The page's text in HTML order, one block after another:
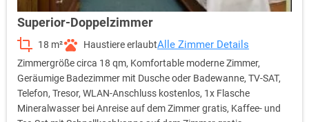
Superior-Doppelzimmer
18 m² Haustiere erlaubtAlle Zimmer Details
Zimmergröße circa 18 qm, Komfortable moderne Zimmer,
Geräumige Badezimmer mit Dusche oder Badewanne, TV-SAT,
Telefon, Tresor, WLAN-Anschluss kostenlos, 1x Flasche
Mineralwasser bei Anreise auf dem Zimmer gratis, Kaffee- und